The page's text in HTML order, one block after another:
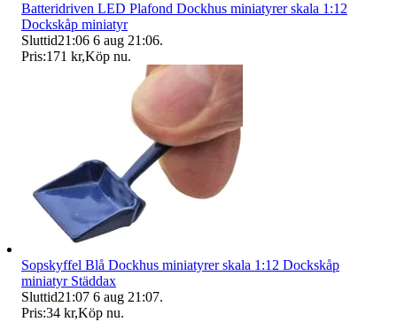
Batteridriven LED Plafond Dockhus miniatyrer skala 1:12
Dockskåp miniatyr
Sluttid21:06 6 aug 21:06.
Pris:171 kr,Köp nu.
Sopskyffel Blå Dockhus miniatyrer skala 1:12 Dockskåp
miniatyr Städdax
Sluttid21:07 6 aug 21:07.
Pris:34 kr,Köp nu.